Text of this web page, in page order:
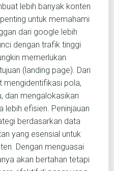
lebih banyak konten
untuk memahami
dari google lebih
dengan trafik tinggi
memerlukan
(landing page). Dari
mengidentifikasi pola,
dan mengalokasikan
lebih efisien. Peninjauan
berdasarkan data
yang esensial untuk
Dengan menguasai
akan bertahan tetapi